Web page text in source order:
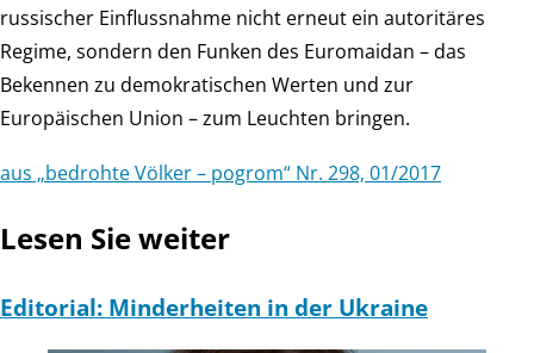
russischer Einflussnahme nicht erneut ein autoritäres
Regime, sondern den Funken des Euromaidan – das
Bekennen zu demokratischen Werten und zur
Europäischen Union – zum Leuchten bringen.
aus „bedrohte Völker – pogrom“ Nr. 298, 01/2017
Lesen Sie weiter
Editorial: Minderheiten in der Ukraine